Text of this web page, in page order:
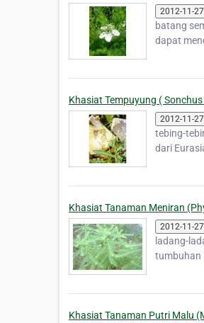
2012-11-27
batang
dapat
Khasiat Tempuyung (
2012-11-27
tebing-
dari
Khasiat Tanaman Meniran
2012-11-27
ladang-
tumbuhan
Khasiat Tanaman Putri Malu